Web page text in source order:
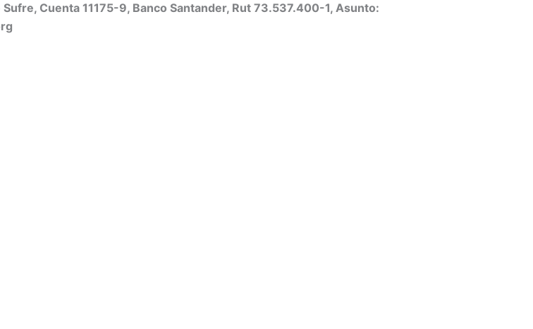
Cuenta 11175-9, Banco Santander, Rut 73.537.400-1, Asunto: